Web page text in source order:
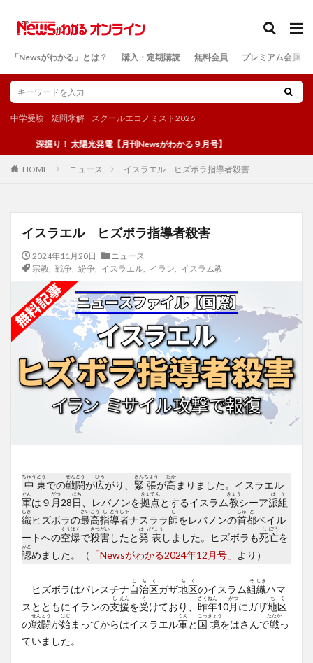
「Newsがわかる」とは？ 購入・定期購読 無料会員 プレミアム会員
中学受験 疑問氷解 スクールエコノミスト2026
深掘り！ 太陽光発電【月刊Newsがわかる９月号】
HOME ニュース イスラエル ヒズボラ指導者殺害
イスラエル ヒズボラ指導者殺害
2024年11月20日
ニュース
宗教
戦争, 紛争, イスラエル, イラン イスラム教
中
ちゅう
東
とう
での戦
せん
闘
とう
が広
ひろ
がり、 緊
きん
張
ちょう
が高
たか
まりました。イスラエル
軍
ぐん
は９ 月
がつ
28日
にち
、レバノンを拠
きょ
点
てん
とするイスラム教
きょう
シーア派
は
組
そ
織
しき
ヒズボラの最
さい
高
こう
指
し
導
どう
者
しゃ
ナスララ師
し
をレバノンの首
しゅ
都
と
ベイル
ートへの空
くう
爆
ばく
で殺
さつ
害
がい
したと発
はっ
表
ぴょう
しました。ヒズボラも死
し
亡
ぼう
を
認
みと
めました。（ 「Newsがわかる2024年12月号」 より）
ヒズボラはパレスチナ自
じ
治
ち
区
く
ガザ地
ち
区
く
のイスラム組
そ
織
しき
ハマ
スとともにイランの支
し
援
えん
を受
う
けており、 昨
さく
年
ねん
10月
がつ
にガザ地
ち
区
く
の戦
せん
闘
とう
が始
はじ
まってからはイスラエル軍
ぐん
と 国
こっ
境
きょう
をはさんで戦
たたか
っ
ていました。
検索